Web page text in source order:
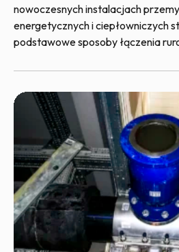
nowoczesnych instalacjach
energetycznych i ciepłowniczych
podstawowe sposoby łączenia